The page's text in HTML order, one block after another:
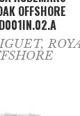
OFFSHORE
,